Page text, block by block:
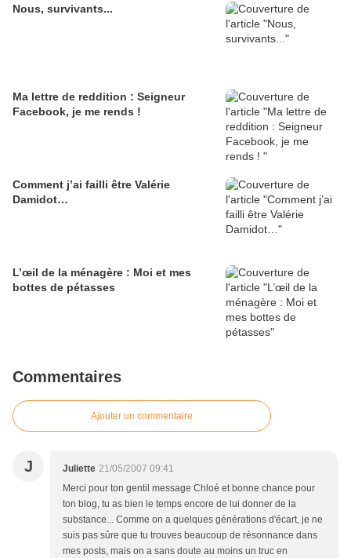
Nous, survivants...
Ma lettre de reddition : Seigneur
Facebook, je me rends !
Comment j’ai failli être Valérie
Damidot…
L’œil de la ménagère : Moi et mes
bottes de pétasses
Commentaires
Ajouter un commentaire
J Juliette 21/05/2007 09:41
Merci pour ton gentil message Chloé et bonne chance pour
ton blog, tu as bien le temps encore de lui donner de la
substance... Comme on a quelques générations d'écart, je ne
suis pas sûre que tu trouves beaucoup de résonnance dans
mes posts, mais on a sans doute au moins un truc en